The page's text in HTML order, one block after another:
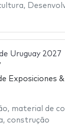
,
Uruguay 2027
Exposiciones
, material de
, construção